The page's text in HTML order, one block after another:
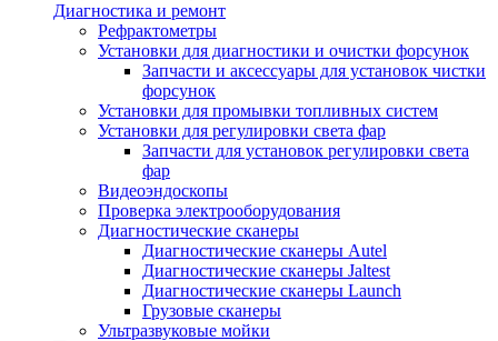
Диагностика и ремонт
Рефрактометры
Установки для диагностики и очистки форсунок
Запчасти и аксессуары для установок чистки
форсунок
Установки для промывки топливных систем
Установки для регулировки света фар
Запчасти для установок регулировки света
фар
Видеоэндоскопы
Проверка электрооборудования
Диагностические сканеры
Диагностические сканеры Autel
Диагностические сканеры Jaltest
Диагностические сканеры Launch
Грузовые сканеры
Ультразвуковые мойки